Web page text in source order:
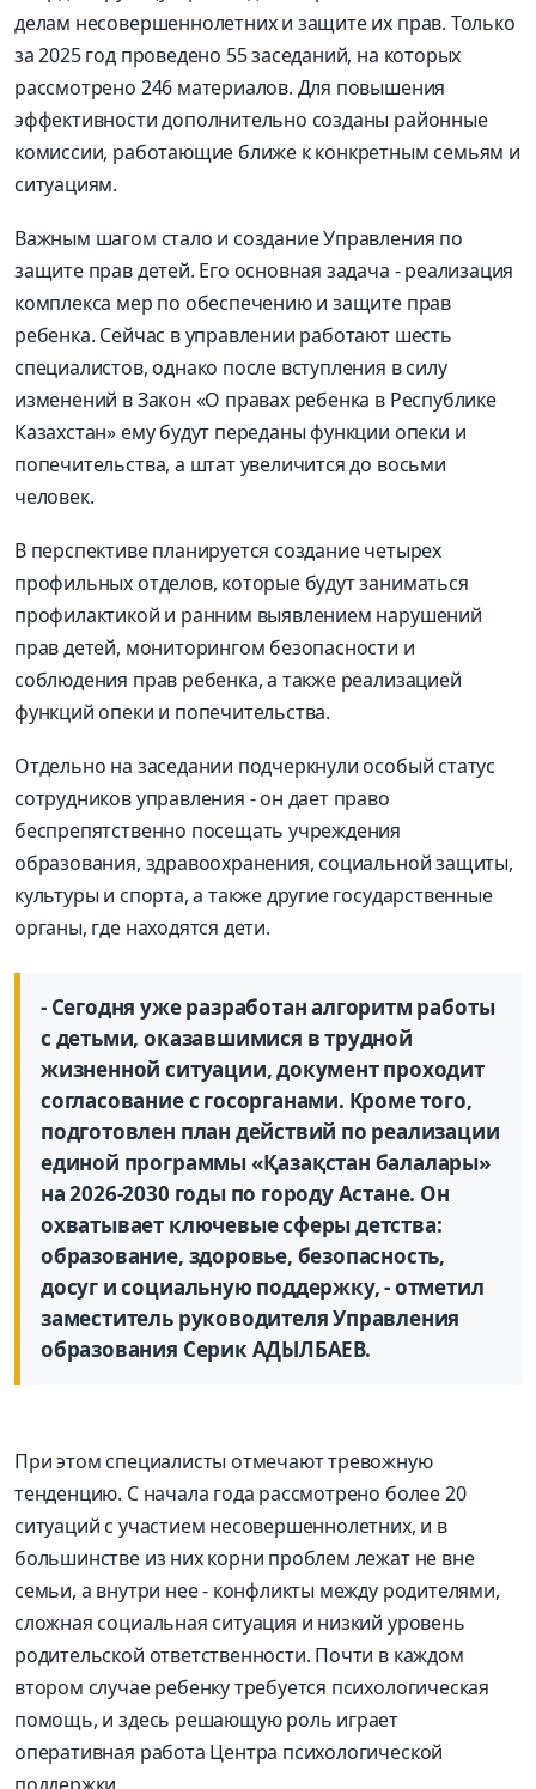
делам несовершеннолетних и защите их прав. Только
за 2025 год проведено 55 заседаний, на которых
рассмотрено 246 материалов. Для повышения
эффективности дополнительно созданы районные
комиссии, работающие ближе к конкретным семьям и
ситуациям.
Важным шагом стало и создание Управления по
защите прав детей. Его основная задача - реализация
комплекса мер по обеспечению и защите прав
ребенка. Сейчас в управлении работают шесть
специалистов, однако после вступления в силу
изменений в Закон «О правах ребенка в Республике
Казахстан» ему будут переданы функции опеки и
попечительства, а штат увеличится до восьми
человек.
В перспективе планируется создание четырех
профильных отделов, которые будут заниматься
профилактикой и ранним выявлением нарушений
прав детей, мониторингом безопасности и
соблюдения прав ребенка, а также реализацией
функций опеки и попечительства.
Отдельно на заседании подчеркнули особый статус
сотрудников управления - он дает право
беспрепятственно посещать учреждения
образования, здравоохранения, социальной защиты,
культуры и спорта, а также другие государственные
органы, где находятся дети.
- Сегодня уже разработан алгоритм работы
с детьми, оказавшимися в трудной
жизненной ситуации, документ проходит
согласование с госорганами. Кроме того,
подготовлен план действий по реализации
единой программы «Қазақстан балалары»
на 2026-2030 годы по городу Астане. Он
охватывает ключевые сферы детства:
образование, здоровье, безопасность,
досуг и социальную поддержку, - отметил
заместитель руководителя Управления
образования Серик АДЫЛБАЕВ.
При этом специалисты отмечают тревожную
тенденцию. С начала года рассмотрено более 20
ситуаций с участием несовершеннолетних, и в
большинстве из них корни проблем лежат не вне
семьи, а внутри нее - конфликты между родителями,
сложная социальная ситуация и низкий уровень
родительской ответственности. Почти в каждом
втором случае ребенку требуется психологическая
помощь, и здесь решающую роль играет
оперативная работа Центра психологической